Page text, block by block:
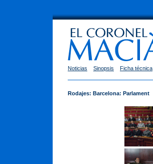
Noticias Sinopsis Ficha técnica
Rodajes: Barcelona: Parlament